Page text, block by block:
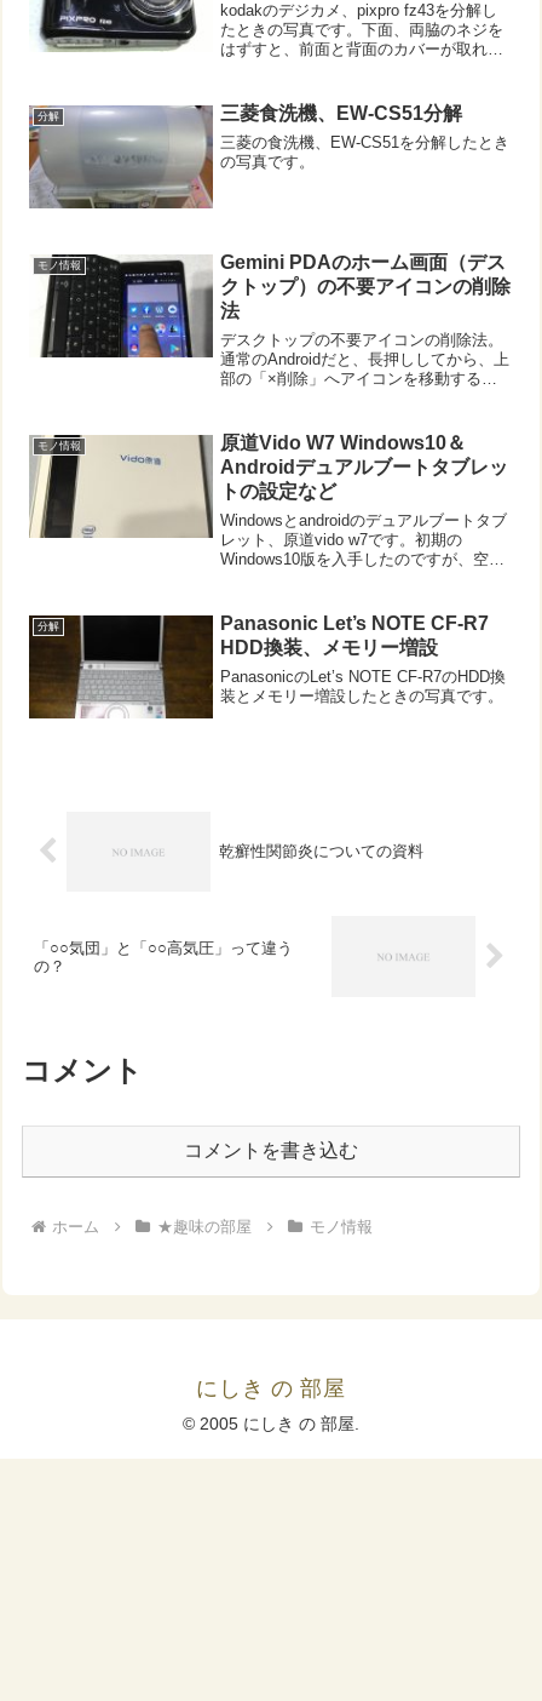
kodakのデジカメ、pixpro fz43を分解し
たときの写真です。下面、両脇のネジを
はずすと、前面と背面のカバーが取れま
用の透明シールが貼ってありました。
（上写真６...
分解 三菱食洗機、EW-CS51分解
三菱の食洗機、EW-CS51を分解したとき
の写真です。
モノ情報
Gemini PDAのホーム画面（デス
クトップ）の不要アイコンの削除
法
デスクトップの不要アイコンの削除法。
通常のAndroidだと、長押ししてから、上
部の「×削除」へアイコンを移動すると
出てきません。私はそもそもAndroid端...
モノ情報
原道Vido W7 Windows10＆
Androidデュアルブートタブレッ
トの設定など
Windowsとandroidのデュアルブートタブ
レット、原道vido w7です。初期の
Windows10版を入手したのですが、空き
いなかったため、android...
分解
Panasonic Let’s NOTE CF-R7
HDD換装、メモリー増設
PanasonicのLet’s NOTE CF-R7のHDD換
装とメモリー増設したときの写真です。
乾癬性関節炎についての資料
「○○気団」と「○○高気圧」って違う
の？
コメント
コメントを書き込む
ホーム ★趣味の部屋 モノ情報
にしき の 部屋
© 2005 にしき の 部屋.